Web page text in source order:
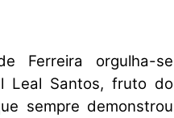
Ferreira orgulha-se
Leal Santos, fruto do
sempre demonstrou